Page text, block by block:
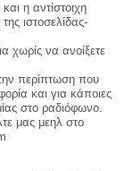
η αντίστοιχη
ιστοσελίδας-
χωρίς να ανοίξετε
περίπτωση που
και για κάποιες
στο ραδιόφωνο.
μας μεηλ στο